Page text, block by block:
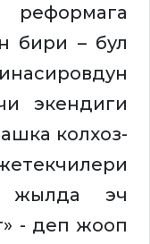
реформага
бири – бул
экендиги
колхоз-
жылда эч
- деп жооп